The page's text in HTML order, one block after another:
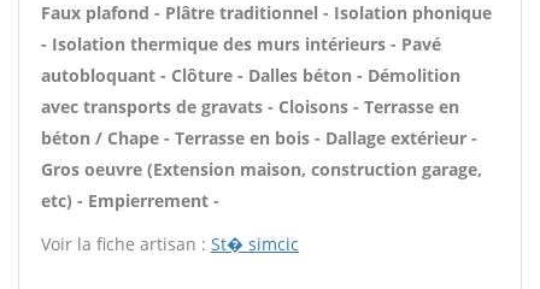
Faux plafond - Plâtre traditionnel - Isolation phonique
- Isolation thermique des murs intérieurs - Pavé
autobloquant - Clôture - Dalles béton - Démolition
avec transports de gravats - Cloisons - Terrasse en
béton / Chape - Terrasse en bois - Dallage extérieur -
Gros oeuvre (Extension maison, construction garage,
etc) - Empierrement -
Voir la fiche artisan : St� simcic